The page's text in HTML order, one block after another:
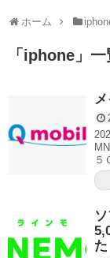
ホーム
「 iphone 」 一
５
た